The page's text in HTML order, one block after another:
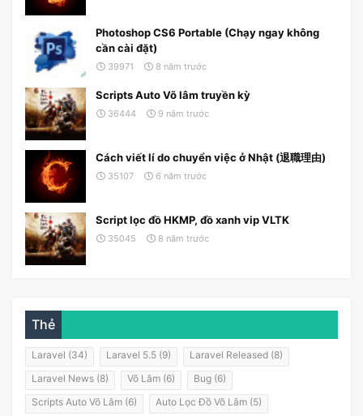
Photoshop CS6 Portable (Chạy ngay không
cần cài đặt)
39971 8 năm trước
Scripts Auto Võ lâm truyền kỳ
36444 9 năm trước
Cách viết lí do chuyển việc ở Nhật (退職理由)
35107 6 năm trước
Script lọc đồ HKMP, đồ xanh vip VLTK
35045 8 năm trước
Thẻ
Laravel (34) Laravel 5.5 (9)
Laravel Released (8)
Laravel News (8)
Võ Lâm (6)
Bug (6)
Scripts Auto Võ Lâm (6)
Auto Lọc Đồ Võ Lâm (5)